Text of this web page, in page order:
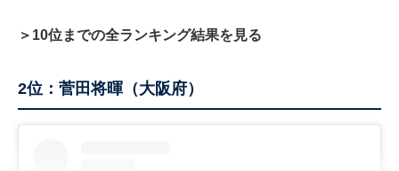
＞10位までの全ランキング結果を見る
2位：菅田将暉（大阪府）